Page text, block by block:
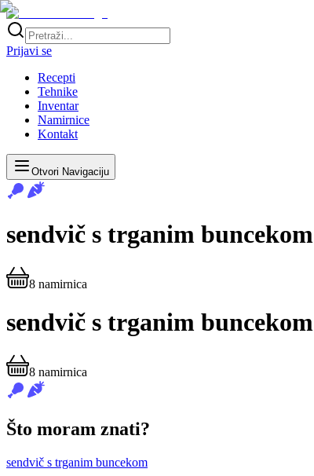
Prijavi se
Recepti
Tehnike
Inventar
Namirnice
Kontakt
Otvori Navigaciju
sendvič s trganim buncekom
8 namirnica
sendvič s trganim buncekom
8 namirnica
Što moram znati?
sendvič s trganim buncekom